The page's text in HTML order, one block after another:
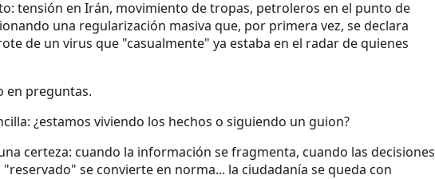
tensión en Irán, movimiento de tropas, petroleros en el punto de
una regularización masiva que, por primera vez, se declara
de un virus que "casualmente" ya estaba en el radar de quienes
en preguntas.
¿estamos viviendo los hechos o siguiendo un guion?
certeza: cuando la información se fragmenta, cuando las decisiones
se convierte en norma... la ciudadanía se queda con